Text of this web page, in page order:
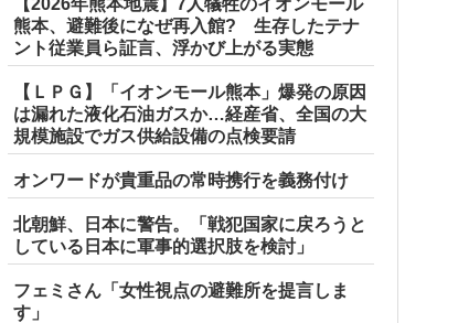
【2026年熊本地震】7人犠牲のイオンモール
熊本、避難後になぜ再入館? 生存したテナ
ント従業員ら証言、浮かび上がる実態
【ＬＰＧ】「イオンモール熊本」爆発の原因
は漏れた液化石油ガスか…経産省、全国の大
規模施設でガス供給設備の点検要請
オンワードが貴重品の常時携行を義務付け
北朝鮮、日本に警告。「戦犯国家に戻ろうと
している日本に軍事的選択肢を検討」
フェミさん「女性視点の避難所を提言しま
す」